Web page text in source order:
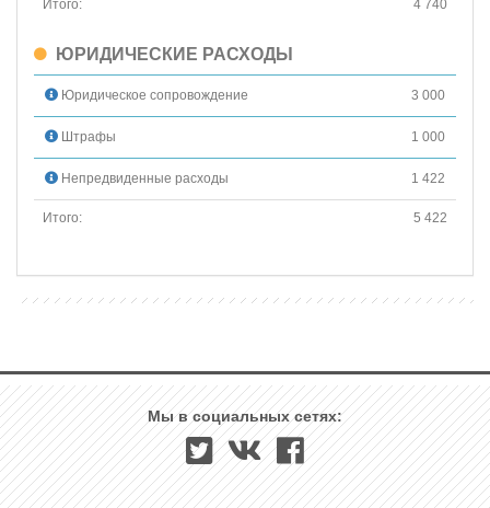
Итого: 4 740
ЮРИДИЧЕСКИЕ РАСХОДЫ
Юридическое сопровождение 3 000
Штрафы 1 000
Непредвиденные расходы 1 422
Итого: 5 422
Мы в социальных сетях: